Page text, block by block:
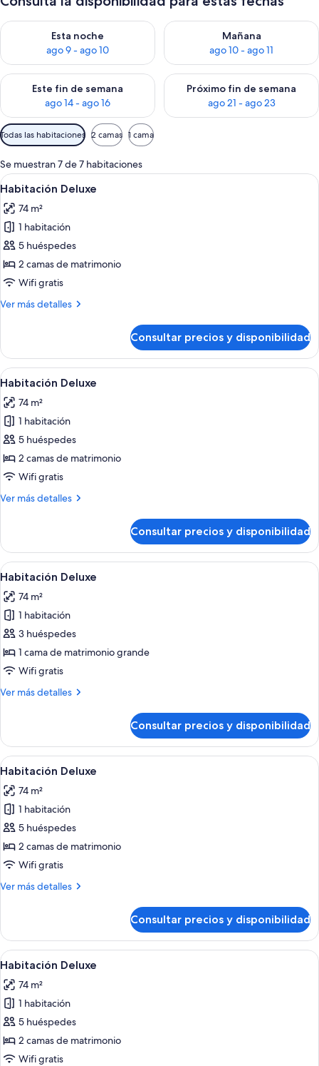
Esta noche
ago 9 - ago 10
Consulta la disponibilidad para esta noche, ago 9 - ago 10
Mañana
ago 10 - ago 11
Consulta la disponibilidad
Este fin de semana
ago 14 - ago 16
Consulta la disponibilidad para este fin de semana, ago 14 -
Próximo fin de semana
ago 21 - ago 23
Consulta la disponibilidad
Filtros
disponibles
para
las
habitaciones
Todas las habitaciones 2 camas 1 cama
Se muestran 7 de 7 habitaciones
Abrir
todas
las
fotos
de
Habitación
Deluxe
Un dormitorio con una cama
7
Habitación Deluxe
74 m²
1 habitación
5 huéspedes
2 camas de matrimonio
Wifi gratis
Ver más detalles
Más
Deluxe
Consultar precios y disponibilidad
Abrir
todas
las
fotos
de
Habitación
Deluxe
Una habitación con dos camas
7
Habitación Deluxe
74 m²
1 habitación
5 huéspedes
2 camas de matrimonio
Wifi gratis
Ver más detalles
Más
Deluxe
Consultar precios y disponibilidad
Abrir
todas
las
fotos
de
Habitación
Deluxe
Habitación de hotel con cama,
7
Habitación Deluxe
74 m²
1 habitación
3 huéspedes
1 cama de matrimonio grande
Wifi gratis
Ver más detalles
Más
Deluxe
Consultar precios y disponibilidad
Abrir
todas
las
fotos
de
Habitación
Deluxe
Habitación de hotel con dos camas,
7
Habitación Deluxe
74 m²
1 habitación
5 huéspedes
2 camas de matrimonio
Wifi gratis
Ver más detalles
Más
Deluxe
Consultar precios y disponibilidad
Abrir
todas
las
fotos
de
Habitación
Deluxe
Una cama doble con ropa de cama
7
Habitación Deluxe
74 m²
1 habitación
5 huéspedes
2 camas de matrimonio
Wifi gratis